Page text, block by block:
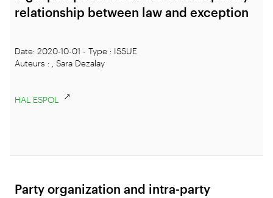
relationship between law and exception
Date: 2020-10-01 - Type : ISSUE
Auteurs : , Sara Dezalay
HAL ESPOL
Party organization and intra-party